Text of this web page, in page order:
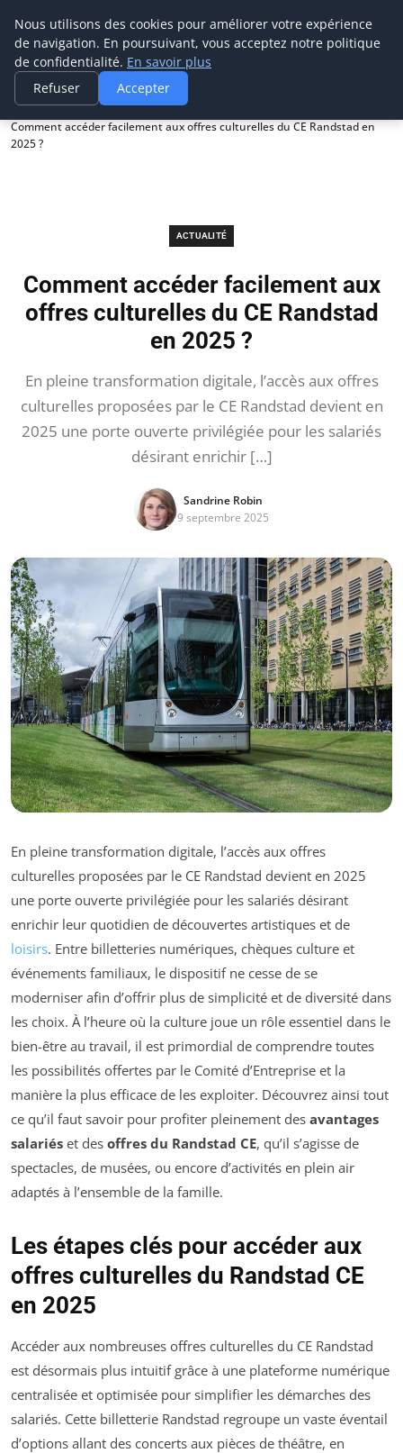
Prospection Pro
Accueil
Actualité
Comment accéder facilement aux offres culturelles du CE Randstad en
2025 ?
ACTUALITÉ
Comment accéder facilement aux
offres culturelles du CE Randstad
en 2025 ?
En pleine transformation digitale, l’accès aux offres
culturelles proposées par le CE Randstad devient en
2025 une porte ouverte privilégiée pour les salariés
désirant enrichir […]
Sandrine Robin
9 septembre 2025
En pleine transformation digitale, l’accès aux offres
culturelles proposées par le CE Randstad devient en 2025
une porte ouverte privilégiée pour les salariés désirant
enrichir leur quotidien de découvertes artistiques et de
loisirs. Entre billetteries numériques, chèques culture et
événements familiaux, le dispositif ne cesse de se
moderniser afin d’offrir plus de simplicité et de diversité dans
les choix. À l’heure où la culture joue un rôle essentiel dans le
bien-être au travail, il est primordial de comprendre toutes
les possibilités offertes par le Comité d’Entreprise et la
manière la plus efficace de les exploiter. Découvrez ainsi tout
ce qu’il faut savoir pour profiter pleinement des avantages
salariés et des offres du Randstad CE, qu’il s’agisse de
spectacles, de musées, ou encore d’activités en plein air
adaptés à l’ensemble de la famille.
Les étapes clés pour accéder aux
offres culturelles du Randstad CE
en 2025
Accéder aux nombreuses offres culturelles du CE Randstad
est désormais plus intuitif grâce à une plateforme numérique
centralisée et optimisée pour simplifier les démarches des
salariés. Cette billetterie Randstad regroupe un vaste éventail
d’options allant des concerts aux pièces de théâtre, en
Nous utilisons des cookies pour améliorer votre expérience
de navigation. En poursuivant, vous acceptez notre politique
de confidentialité. En savoir plus
Refuser
Accepter